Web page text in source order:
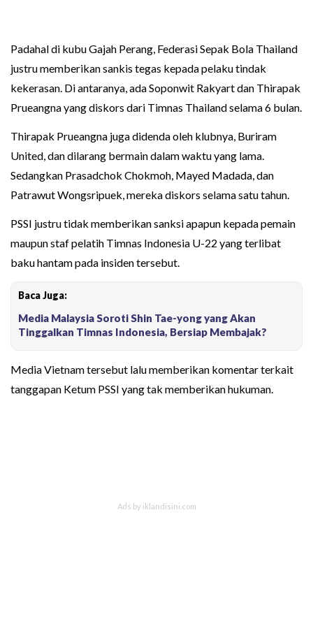
Padahal di kubu Gajah Perang, Federasi Sepak Bola Thailand
justru memberikan sankis tegas kepada pelaku tindak
kekerasan. Di antaranya, ada Soponwit Rakyart dan Thirapak
Prueangna yang diskors dari Timnas Thailand selama 6 bulan.
Thirapak Prueangna juga didenda oleh klubnya, Buriram
United, dan dilarang bermain dalam waktu yang lama.
Sedangkan Prasadchok Chokmoh, Mayed Madada, dan
Patrawut Wongsripuek, mereka diskors selama satu tahun.
PSSI justru tidak memberikan sanksi apapun kepada pemain
maupun staf pelatih Timnas Indonesia U-22 yang terlibat
baku hantam pada insiden tersebut.
Baca Juga:
Media Malaysia Soroti Shin Tae-yong yang Akan
Tinggalkan Timnas Indonesia, Bersiap Membajak?
Media Vietnam tersebut lalu memberikan komentar terkait
tanggapan Ketum PSSI yang tak memberikan hukuman.